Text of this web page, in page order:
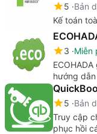
5 Bản
Kế toán
3 Miễn
hướng dẫn
5 Bản
Truy cập
phục hồi